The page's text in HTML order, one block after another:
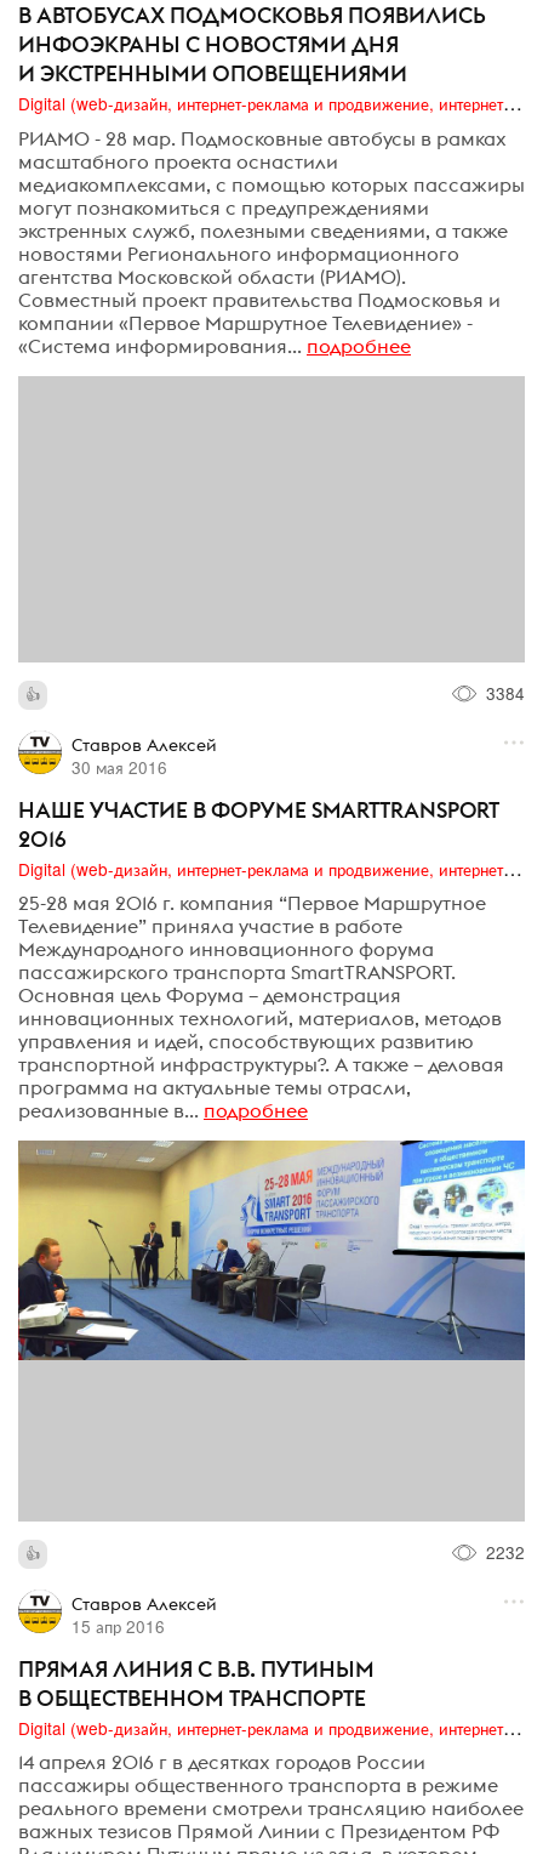
В АВТОБУСАХ ПОДМОСКОВЬЯ ПОЯВИЛИСЬ
ИНФОЭКРАНЫ С НОВОСТЯМИ ДНЯ
И ЭКСТРЕННЫМИ ОПОВЕЩЕНИЯМИ
Digital (web-дизайн, интернет-реклама и продвижение, интернет-сообщества и блоги, интернет-коммуникации, мобильный маркетинг, реклама на цифровых экранах)
РИАМО - 28 мар. Подмосковные автобусы в рамках
масштабного проекта оснастили
медиакомплексами, с помощью которых пассажиры
могут познакомиться с предупреждениями
экстренных служб, полезными сведениями, а также
новостями Регионального информационного
агентства Московской области (РИАМО).
Совместный проект правительства Подмосковья и
компании «Первое Маршрутное Телевидение» -
«Система информирования... подробнее
3384
Ставров Алексей
30 мая 2016
НАШЕ УЧАСТИЕ В ФОРУМЕ SMARTTRANSPORT
2016
Digital (web-дизайн, интернет-реклама и продвижение, интернет-сообщества и блоги, интернет-коммуникации, мобильный маркетинг, реклама на цифровых экранах)
25-28 мая 2016 г. компания “Первое Маршрутное
Телевидение” приняла участие в работе
Международного инновационного форума
пассажирского транспорта SmartTRANSPORT.
Основная цель Форума – демонстрация
инновационных технологий, материалов, методов
управления и идей, способствующих развитию
транспортной инфраструктуры?. А также – деловая
программа на актуальные темы отрасли,
реализованные в... подробнее
2232
Ставров Алексей
15 апр 2016
ПРЯМАЯ ЛИНИЯ С В.В. ПУТИНЫМ
В ОБЩЕСТВЕННОМ ТРАНСПОРТЕ
Digital (web-дизайн, интернет-реклама и продвижение, интернет-сообщества и блоги, интернет-коммуникации, мобильный маркетинг, реклама на цифровых экранах)
14 апреля 2016 г в десятках городов России
пассажиры общественного транспорта в режиме
реального времени смотрели трансляцию наиболее
важных тезисов Прямой Линии с Президентом РФ